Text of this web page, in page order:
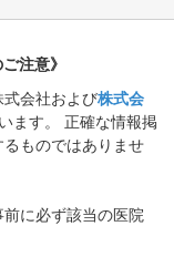
注意》
会社および株式会
ます。 正確な情報掲
ものではありませ
に必ず該当の医院